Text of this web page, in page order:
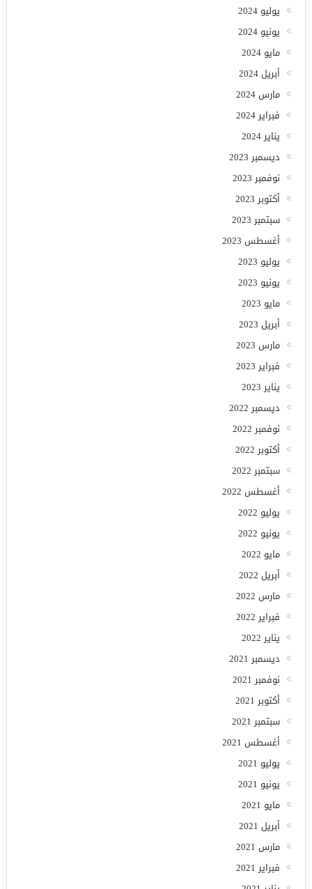
يوليو 2024
يونيو 2024
مايو 2024
أبريل 2024
مارس 2024
فبراير 2024
يناير 2024
ديسمبر 2023
نوفمبر 2023
أكتوبر 2023
سبتمبر 2023
أغسطس 2023
يوليو 2023
يونيو 2023
مايو 2023
أبريل 2023
مارس 2023
فبراير 2023
يناير 2023
ديسمبر 2022
نوفمبر 2022
أكتوبر 2022
سبتمبر 2022
أغسطس 2022
يوليو 2022
يونيو 2022
مايو 2022
أبريل 2022
مارس 2022
فبراير 2022
يناير 2022
ديسمبر 2021
نوفمبر 2021
أكتوبر 2021
سبتمبر 2021
أغسطس 2021
يوليو 2021
يونيو 2021
مايو 2021
أبريل 2021
مارس 2021
فبراير 2021